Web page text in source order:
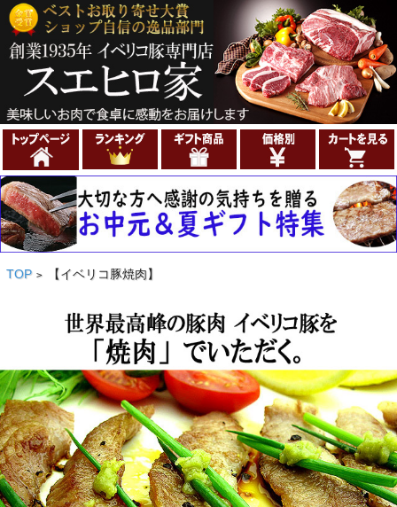
TOP > 【イベリコ豚焼肉】